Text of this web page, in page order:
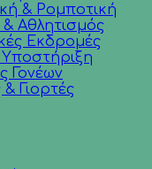
& Ρομποτική
Αθλητισμός
Εκδρομές
Γονέων
Γιορτές